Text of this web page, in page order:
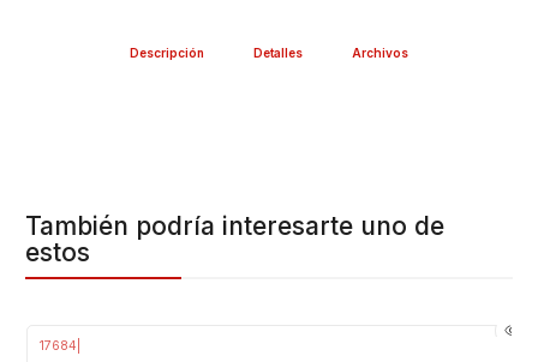
Descripción Detalles Archivos
También podría interesarte uno de
estos
17684